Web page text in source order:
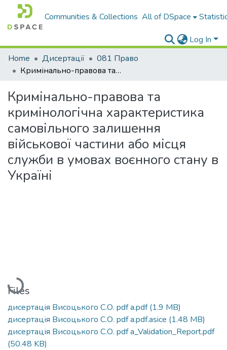
Communities & Collections All of DSpace
Log In
Home
Дисертації
081 Право
Кримінально-­правова та кримінологічна характеристика самовільного залишення військової частини або місця служби в умовах воєнного стану в Україні
Кримінально-­правова та
кримінологічна характеристика
самовільного залишення
військової частини або місця
служби в умовах воєнного стану в
Україні
Loading...
Files
дисертація Висоцького С.О. pdf a.pdf(1.9 MB)
дисертація Висоцького С.О. pdf a.pdf.asice (1.48 MB)
дисертація Висоцького С.О. pdf a_Validation_Report.pdf
(50.48 KB)